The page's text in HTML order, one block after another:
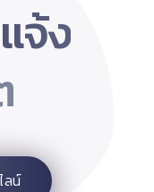
จ้ง
ลน์